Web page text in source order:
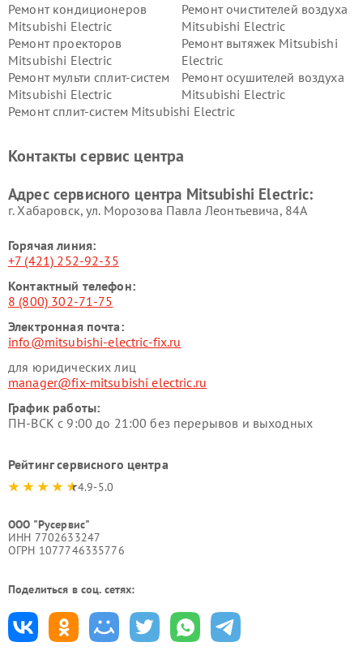
Ремонт кондиционеров
Mitsubishi Electric
Ремонт очистителей воздуха
Mitsubishi Electric
Ремонт проекторов
Mitsubishi Electric
Ремонт вытяжек Mitsubishi
Electric
Ремонт мульти сплит-систем
Mitsubishi Electric
Ремонт осушителей воздуха
Mitsubishi Electric
Ремонт сплит-систем Mitsubishi Electric
Контакты сервис центра
Адрес сервисного центра Mitsubishi Electric:
г. Хабаровск, ул. Морозова Павла Леонтьевича, 84А
Горячая линия:
+7 (421) 252-92-35
Контактный телефон:
8 (800) 302-71-75
Электронная почта:
info@mitsubishi-electric-fix.ru
для юридических лиц
manager@fix-mitsubishi electric.ru
График работы:
ПН-ВСК с 9:00 до 21:00 без перерывов и выходных
Рейтинг сервисного центра
4.9-5.0
ООО "Русервис"
ИНН 7702633247
ОГРН 1077746335776
Поделиться в соц. сетях: